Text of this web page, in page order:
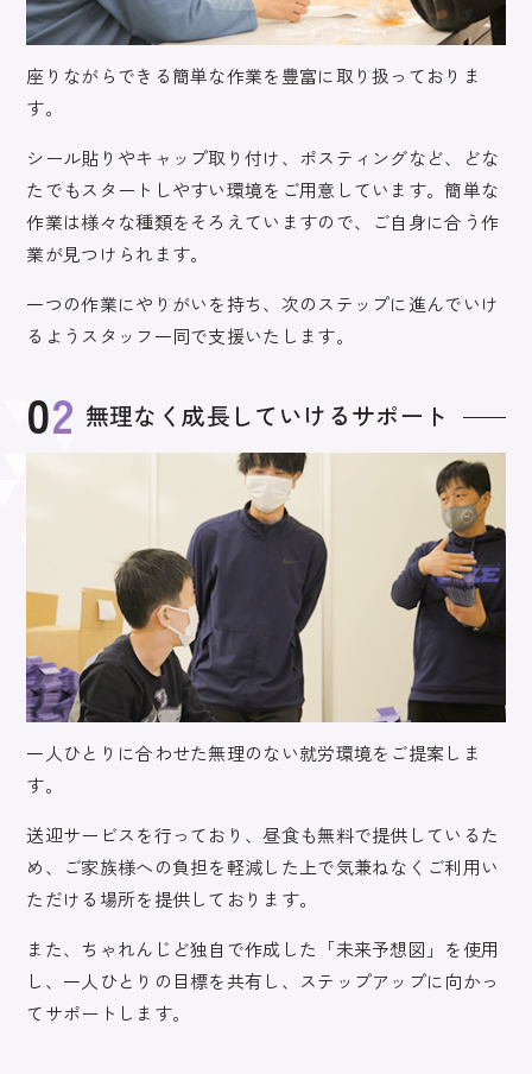
座りながらできる簡単な作業を豊富に取り扱っておりま
す。
シール貼りやキャップ取り付け、ポスティングなど、どな
たでもスタートしやすい環境をご用意しています。 簡単な
作業は様々な種類をそろえていますので、ご自身に合う作
業が見つけられます。
一つの作業にやりがいを持ち、次のステップに進んでいけ
るようスタッフ一同で支援いたします。
02 無理なく成長していけるサポート
一人ひとりに合わせた無理のない就労環境をご提案しま
す。
送迎サービスを行っており、昼食も無料で提供しているた
め、ご家族様への負担を軽減した上で気兼ねなくご利用い
ただける場所を提供しております。
また、ちゃれんじど独自で作成した「未来予想図」を使用
し、一人ひとりの目標を共有し、ステップアップに向かっ
てサポートします。